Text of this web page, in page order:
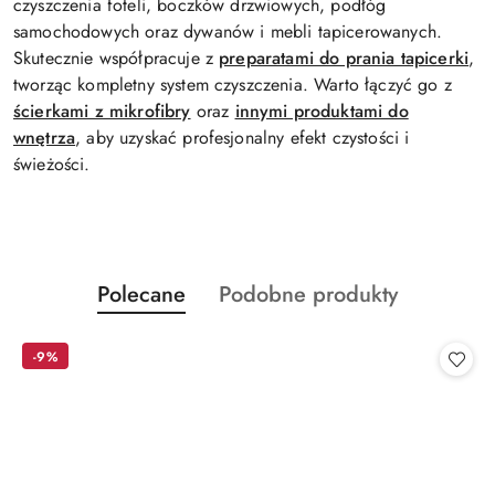
samochodowych oraz dywanów i mebli tapicerowanych.
Skutecznie współpracuje z preparatami do prania tapicerki,
tworząc kompletny system czyszczenia. Warto łączyć go z
ścierkami z mikrofibry oraz innymi produktami do
wnętrza, aby uzyskać profesjonalny efekt czystości i
świeżości.
Pomiń karuzelę produktów
Produkty
o
Polecane
Produkty
Podobne produkty
-9%